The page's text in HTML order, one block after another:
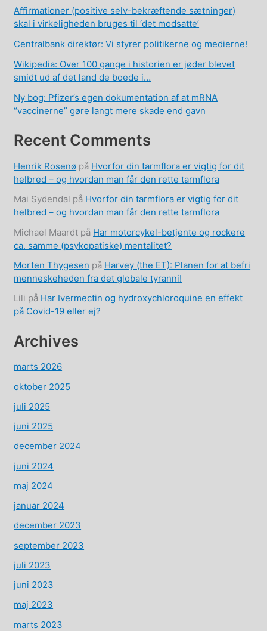
Affirmationer (positive selv-bekræftende sætninger)
skal i virkeligheden bruges til ‘det modsatte’
Centralbank direktør: Vi styrer politikerne og medierne!
Wikipedia: Over 100 gange i historien er jøder blevet
smidt ud af det land de boede i…
Ny bog: Pfizer’s egen dokumentation af at mRNA
“vaccinerne” gøre langt mere skade end gavn
Recent Comments
Henrik Rosenø på Hvorfor din tarmflora er vigtig for dit
helbred – og hvordan man får den rette tarmflora
Mai Sydendal på Hvorfor din tarmflora er vigtig for dit
helbred – og hvordan man får den rette tarmflora
Michael Maardt på Har motorcykel-betjente og rockere
ca. samme (psykopatiske) mentalitet?
Morten Thygesen på Harvey (the ET): Planen for at befri
menneskeheden fra det globale tyranni!
Lili på Har Ivermectin og hydroxychloroquine en effekt
på Covid-19 eller ej?
Archives
marts 2026
oktober 2025
juli 2025
juni 2025
december 2024
juni 2024
maj 2024
januar 2024
december 2023
september 2023
juli 2023
juni 2023
maj 2023
marts 2023